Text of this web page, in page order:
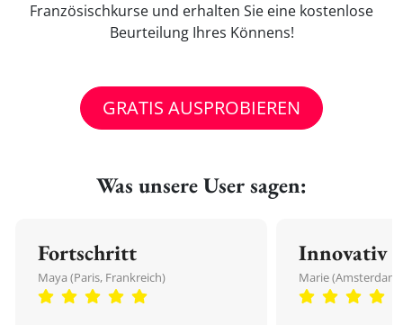
Französischkurse und erhalten Sie eine kostenlose
Beurteilung Ihres Könnens!
GRATIS AUSPROBIEREN
Was unsere User sagen:
Fortschritt
Maya (Paris, Frankreich)
Innovativ
Marie